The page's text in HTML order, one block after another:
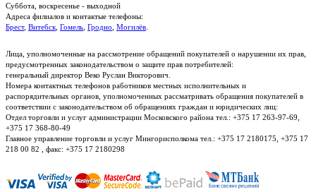
Суббота, воскресенье - выходной
Адреса филиалов и контактые телефоны:
Брест, Витебск Гомель Гродно Могилёв
Лица, уполномоченные на рассмотрение обращений покупателей о нарушении их прав,
предусмотренных законодательством о защите прав потребителей:
генеральный директор Веко Руслан Викторович.
Номера контактных телефонов работников местных исполнительных и
распорядительных органов, уполномоченных рассматривать обращения покупателей в
соответствии с законодательством об обращениях граждан и юридических лиц:
Отдел торговли и услуг администрации Московского района тел.: +375 17 263-97-69,
+375 17 368-80-49
Главное управление торговли и услуг Мингорисполкома тел.: +375 17 2180175, +375 17
218 00 82 , факс: +375 17 2180298